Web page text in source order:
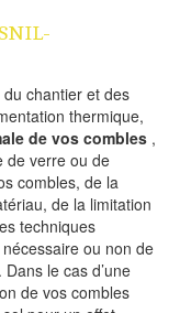
du chantier et des
thermique,
de vos combles ,
de verre ou de
combles, de la
de la limitation
techniques
nécessaire ou non de
le cas d’une
de vos combles